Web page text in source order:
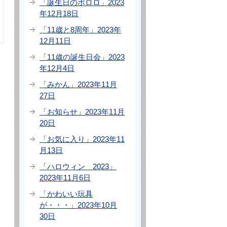
「誕生日のポロロ」2023
年12月18日
「11歳と8周年」2023年
12月11日
「11歳の誕生日会」2023
年12月4日
「みかん」2023年11月
27日
「お知らせ」2023年11月
20日
「お気に入り」2023年11
月13日
「ハロウィン 2023」
2023年11月6日
「かわいい玩具
が・・・」2023年10月
30日